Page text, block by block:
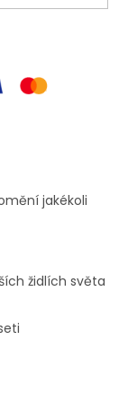
jakékoli
židlích světa